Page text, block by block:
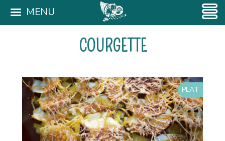
COURGETTE
PLAT
MENU